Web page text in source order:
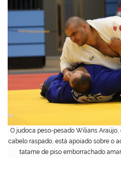
O judoca peso-pesado Wilians
cabelo raspado, está apoiado sobre o
tatame de piso emborrachado